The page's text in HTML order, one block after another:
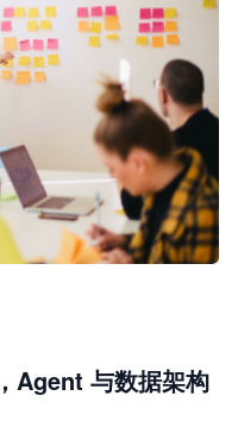
Agent 与数据架构